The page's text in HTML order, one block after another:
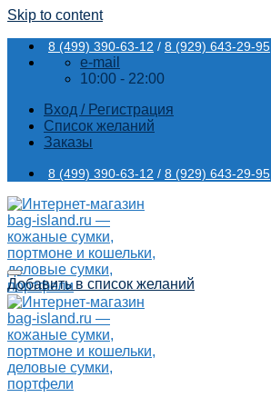
Skip to content
8 (499) 390-63-12 / 8 (929) 643-29-95
e-mail
10:00 - 22:00
Вход / Регистрация
Список желаний
Заказы
8 (499) 390-63-12 / 8 (929) 643-29-95
Добавить в список желаний